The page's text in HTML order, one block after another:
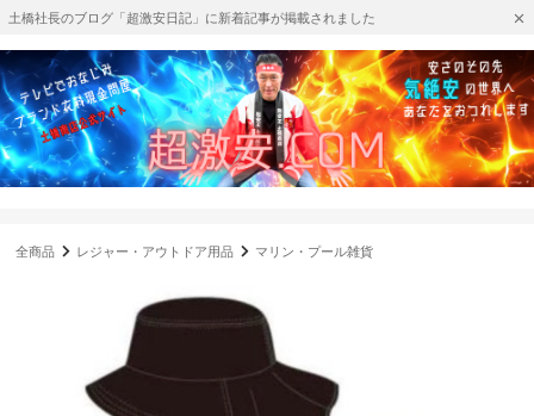
土橋社長のブログ「超激安日記」に新着記事が掲載されました
全商品 レジャー・アウトドア用品 マリン・プール雑貨